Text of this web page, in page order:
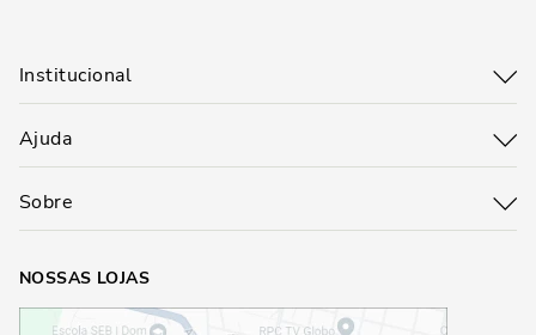
Institucional
Ajuda
Sobre
NOSSAS LOJAS